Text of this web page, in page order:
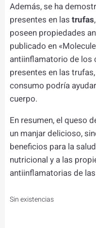
Además, se ha
presentes en las trufas
poseen propiedades
publicado en
antiinflamatorio de
presentes en las
consumo podría
cuerpo.
En resumen, el queso
un manjar delicioso,
beneficios para la
nutricional y a las
antiinflamatorias de
Sin existencias